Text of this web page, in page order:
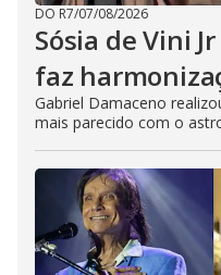
DO R7/07/08/2026
Sósia de Vini
faz
Gabriel Damaceno
mais parecido com o